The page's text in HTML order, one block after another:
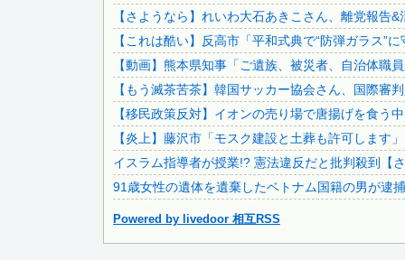
同僚の美人に土下座して必死に頼んだらこうなるwww
【韓国サッカー協会】外国人審判約10人に性的接待か 計
中国外務省「日本は原爆落とされて当然。どの国も同情な
日本共産党の街宣車が電柱に衝突「居眠りをしてしまった
女さん「丁度いいマッチョが好き」←これｗｗｗｗｗ
【怒報】 国税庁「あのさぁ！君らがちゃんと納税してくれ
【衝撃】 大阪府警、ミナミの“ベトナムビル”を家宅捜索し...
【悲報】 ワイ「ラーメン一袋だけじゃ足らんわ！二袋作っ
【さようなら】れいわ大石あきこさん、離党報告
【これは酷い】反高市「平和式典で“防弾ガラス”
【動画】熊本県知事「ご遺族、被災者、自治体職
【もう滅茶苦茶】韓国サッカー協会さん、国際審
【移民政策反対】イオンの売り場で唐揚げを食う
【炎上】藤沢市「モスク建設と土葬も許可します
イスラム指導者が授業!? 憲法違反だと批判殺到【さ
91歳女性の遺体を遺棄したベトナム国籍の男が逮
Powered by livedoor 相互RSS